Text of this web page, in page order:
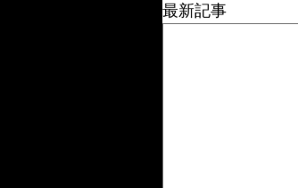
最新記事